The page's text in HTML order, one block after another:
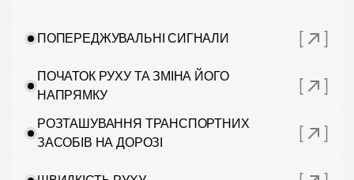
ПОПЕРЕДЖУВАЛЬНІ СИГНАЛИ
ПОЧАТОК РУХУ ТА ЗМІНА ЙОГО
НАПРЯМКУ
РОЗТАШУВАННЯ ТРАНСПОРТНИХ
ЗАСОБІВ НА ДОРОЗІ